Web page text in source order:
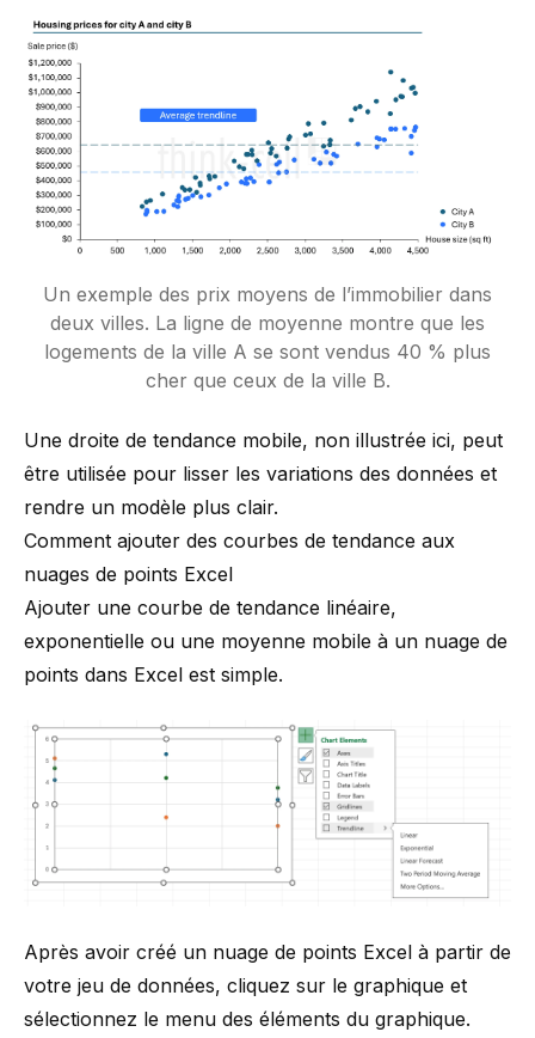
Un exemple des prix moyens de l’immobilier dans
deux villes. La ligne de moyenne montre que les
logements de la ville A se sont vendus 40 % plus
cher que ceux de la ville B.
Une droite de tendance mobile, non illustrée ici, peut
être utilisée pour lisser les variations des données et
rendre un modèle plus clair.
Comment ajouter des courbes de tendance aux
nuages de points Excel
Ajouter une courbe de tendance linéaire,
exponentielle ou une moyenne mobile à un nuage de
points dans Excel est simple.
Après avoir créé un nuage de points Excel à partir de
votre jeu de données, cliquez sur le graphique et
sélectionnez le menu des éléments du graphique.